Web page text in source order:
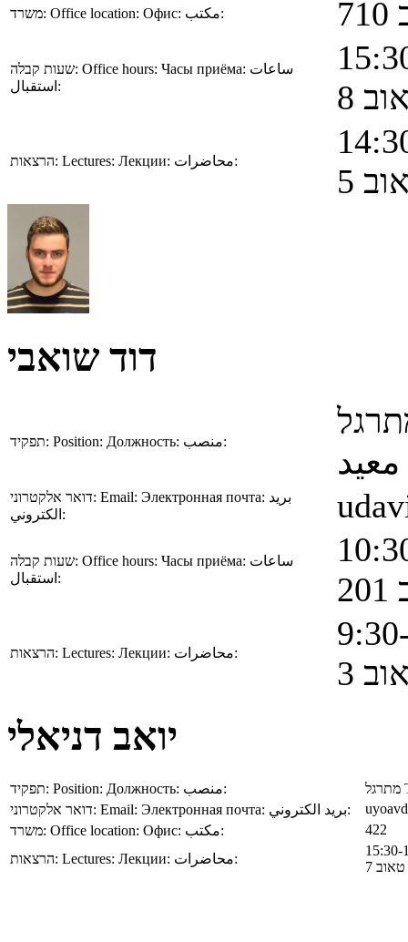
משרד: Office location: Офис: مكتب:
שעות קבלה: Office hours: Часы приёма: ساعات
استقبال:
8
הרצאות: Lectures: Лекции: محاضرات:
5
דוד שואבי
תפקיד: Position: Должность: منصب:
معيد
דואר אלקטרוני: Email: Электронная почта: بريد
الكتروني:
שעות קבלה: Office hours: Часы приёма: ساعات
استقبال:
הרצאות: Lectures: Лекции: محاضرات:
3
יואב דניאלי
תפקיד: Position: Должность: منصب: מתרגל
דואר אלקטרוני: Email: Электронная почта: بريد الكتروني:
משרד: Office location: Офис: مكتب:
422
הרצאות: Lectures: Лекции: محاضرات:
טאוב 7